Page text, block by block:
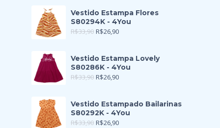
Vestido Estampa Flores
S80294K - 4You
R$33,90 R$26,90
Vestido Estampa Lovely
S80286K - 4You
R$33,90 R$26,90
Vestido Estampado Bailarinas
S80292K - 4You
R$33,90 R$26,90